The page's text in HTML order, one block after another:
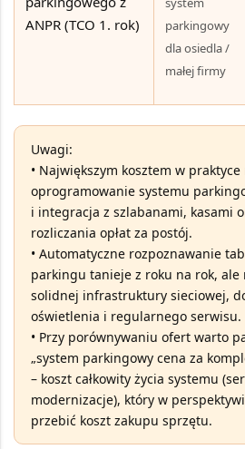
ANPR (TCO 1. rok)
parkingowy
dla osiedla /
małej firmy
Uwagi:
• Największym kosztem w
oprogramowanie systemu
i integracja z szlabanami, kasami
rozliczania opłat za postój.
• Automatyczne rozpoznawanie
parkingu tanieje z roku na rok, ale
solidnej infrastruktury sieciowej,
oświetlenia i regularnego serwisu.
• Przy porównywaniu ofert warto
„system parkingowy cena za
– koszt całkowity życia systemu
modernizacje), który w
przebić koszt zakupu sprzętu.